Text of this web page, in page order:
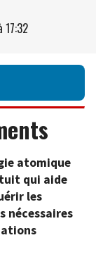
17:32
atomique
qui aide
les
nécessaires